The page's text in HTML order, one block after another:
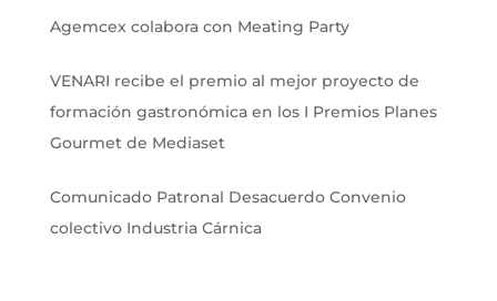
Agemcex colabora con Meating Party
VENARI recibe el premio al mejor proyecto de
formación gastronómica en los I Premios Planes
Gourmet de Mediaset
Comunicado Patronal Desacuerdo Convenio
colectivo Industria Cárnica